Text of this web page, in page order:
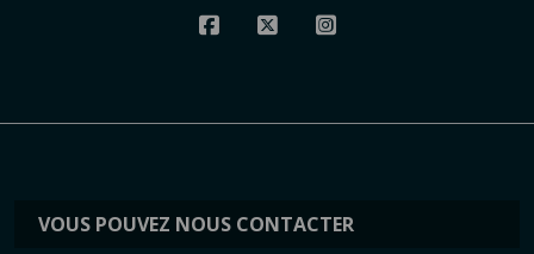
VOUS POUVEZ NOUS CONTACTER